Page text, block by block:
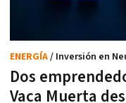
Dos
Vaca Muerta
ENERGÍA/ Inversión en